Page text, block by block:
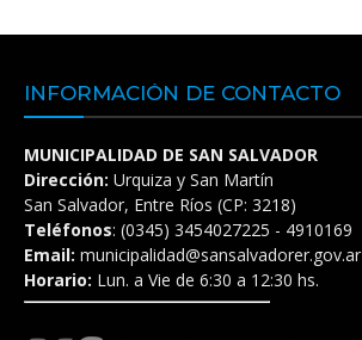
INFORMACIÓN DE CONTACTO
MUNICIPALIDAD DE SAN SALVADOR
Dirección: Urquiza y San Martín
San Salvador, Entre Ríos (CP: 3218)
Teléfonos: (0345) 3454027225 - 4910169
Email: municipalidad@sansalvadorer.gov.ar
Horario: Lun. a Vie de 6:30 a 12:30 hs.